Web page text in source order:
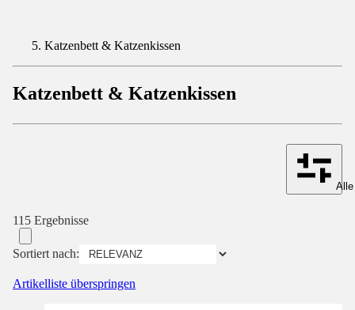
Katzenbett & Katzenkissen
Katzenbett & Katzenkissen
115 Ergebnisse
Sortiert nach:
Artikelliste überspringen